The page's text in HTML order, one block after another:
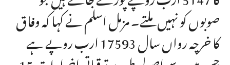
صوبوں کو نہیں ملتے۔ مزمل اسلم نے کہا کہ وفاق
کا خرچہ رواں سال 17593 ارب روپے ہے